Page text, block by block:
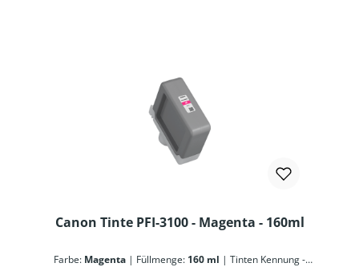
Canon Tinte PFI-3100 - Magenta - 160ml
Farbe: Magenta | Füllmenge: 160 ml |